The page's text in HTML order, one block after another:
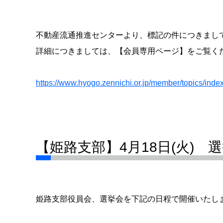
不動産流通推進センターより、標記の件につきま
詳細につきましては、【会員専用ページ】をご覧く
https://www.hyogo.zennichi.or.jp/member/topics/
【姫路支部】4月18日(火)
姫路支部役員会、選挙会を下記の日程で開催いたし